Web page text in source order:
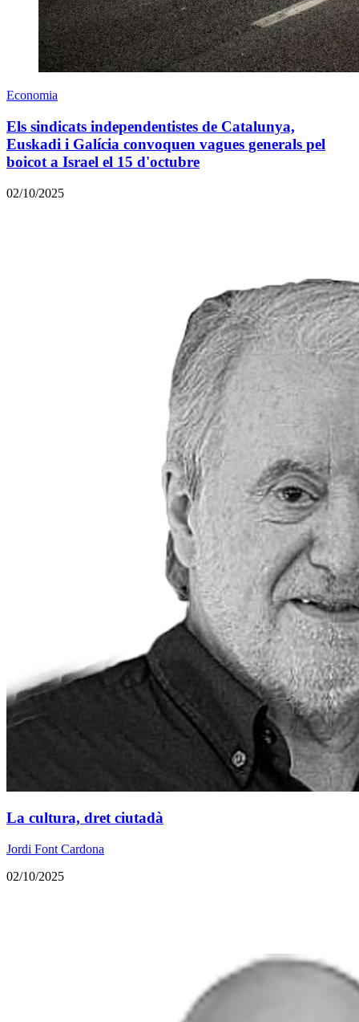
Economia
Els sindicats independentistes de Catalunya,
Euskadi i Galícia convoquen vagues generals pel
boicot a Israel el 15 d'octubre
02/10/2025
La cultura, dret ciutadà
Jordi Font Cardona
02/10/2025